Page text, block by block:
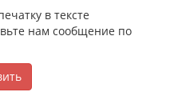
в тексте
нам сообщение по